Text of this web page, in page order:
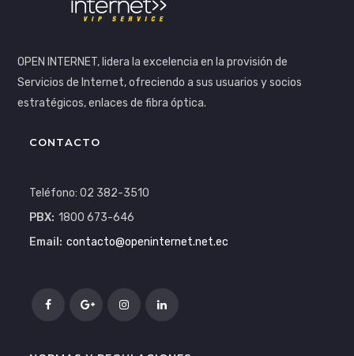
OPEN INTERNET, lidera la excelencia en la provisión de
Servicios de Internet, ofreciendo a sus usuarios y socios
estratégicos, enlaces de fibra óptica.
CONTACTO
Teléfono: 02 382-3510
PBX: 1800 673-646
Email: contacto@openinternet.net.ec